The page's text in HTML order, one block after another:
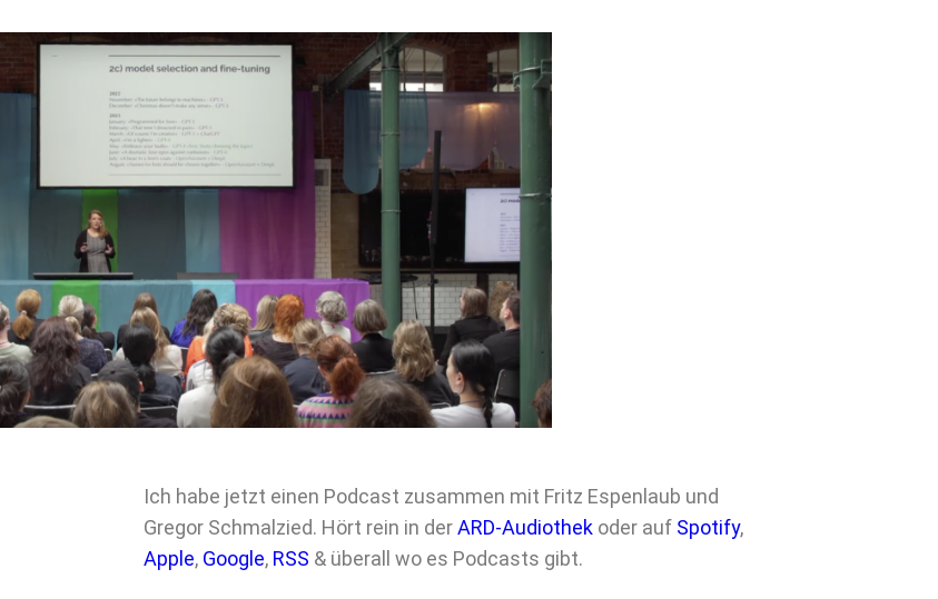
Ich habe jetzt einen Podcast zusammen mit Fritz Espenlaub und
Gregor Schmalzied. Hört rein in derARD-Audiothek oder auf Spotify,
Apple, Google, RSS & überall wo es Podcasts gibt.